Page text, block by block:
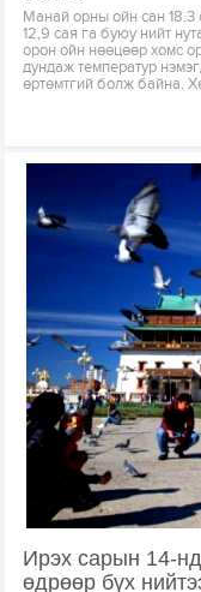
Манай орны ойн сан 18.3
12,9 сая га буюу нийт
орон ойн нөөцөөр хомс
дундаж температур
өртөмтгий болж байна.
Ирэх сарын 14-
өдрөөр бүх